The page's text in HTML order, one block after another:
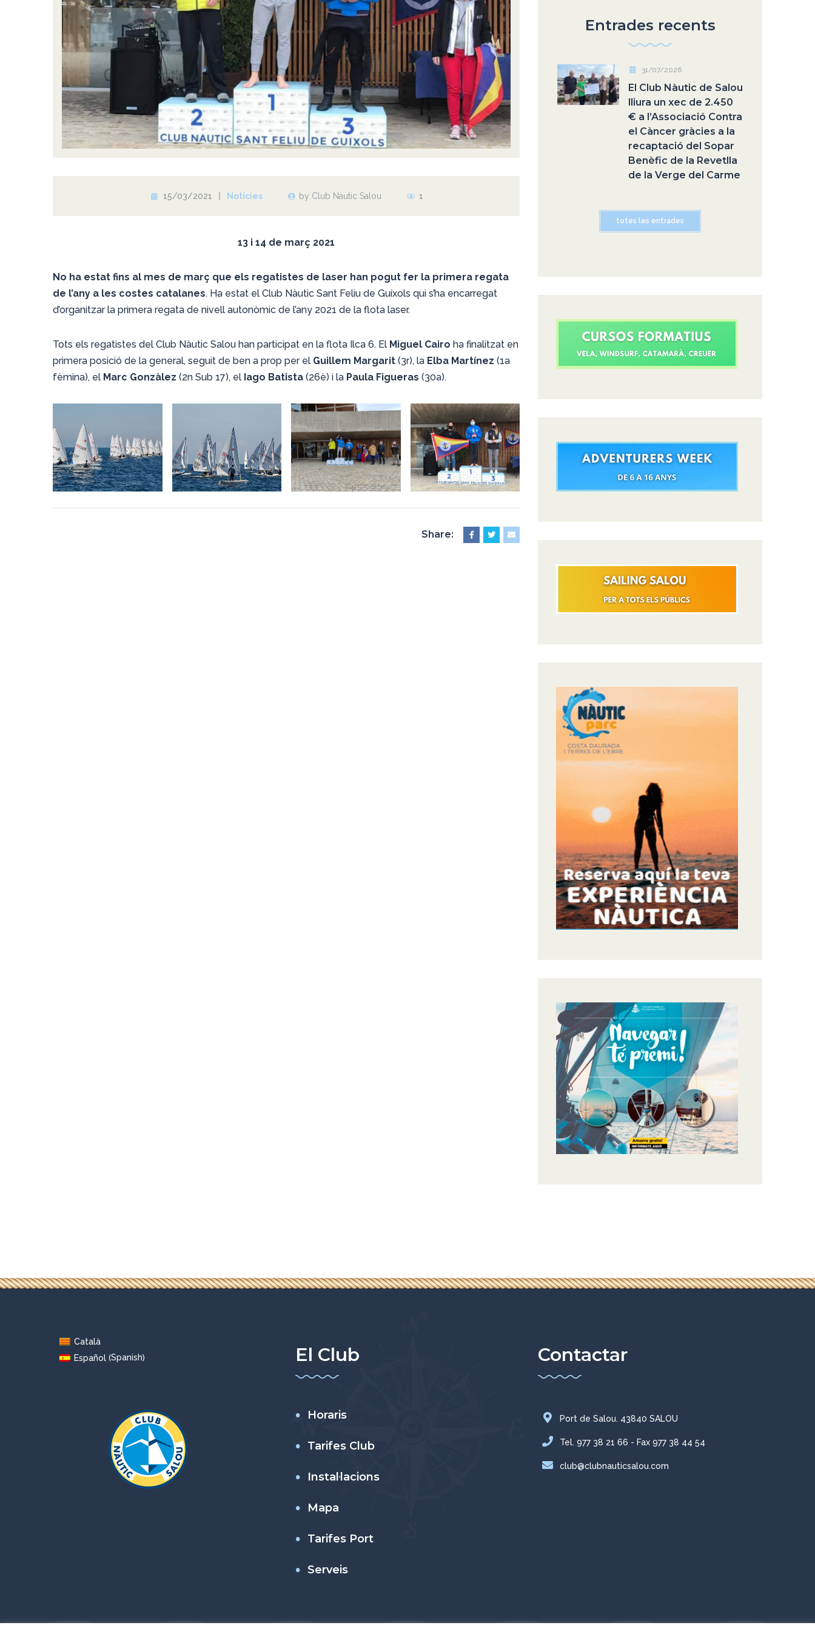
15/03/2021 Notícies by Club Nàutic Salou 1
13 i 14 de març 2021
No ha estat fins al mes de març que els regatistes de laser han pogut fer la primera regata
de l’any a les costes catalanes. Ha estat el Club Nàutic Sant Feliu de Guíxols qui s’ha encarregat
d’organitzar la primera regata de nivell autonòmic de l’any 2021 de la flota laser.
Tots els regatistes del Club Nàutic Salou han participat en la flota Ilca 6. El Miguel Cairo ha finalitzat en
primera posició de la general, seguit de ben a prop per el Guillem Margarit (3r), la Elba Martínez (1a
fèmina), el Marc Gonzàlez (2n Sub 17), el Iago Batista (26è) i la Paula Figueras (30a).
Share:
Entrades recents
31/07/2026
El Club Nàutic de Salou
lliura un xec de 2.450
€ a l’Associació Contra
el Càncer gràcies a la
recaptació del Sopar
Benèfic de la Revetlla
de la Verge del Carme
totes les entrades
Català
Español(Spanish) El Club
Horaris
Tarifes Club
Instal·lacions
Mapa
Tarifes Port
Serveis
Contactar
Port de Salou. 43840 SALOU
Tel. 977 38 21 66 - Fax 977 38 44 54
club@clubnauticsalou.com